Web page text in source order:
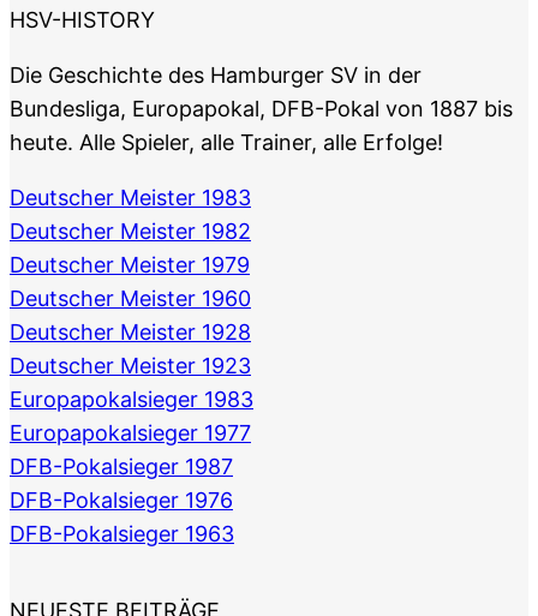
HSV-HISTORY
Die Geschichte des Hamburger SV in der
Bundesliga, Europapokal, DFB-Pokal von 1887 bis
heute. Alle Spieler, alle Trainer, alle Erfolge!
Deutscher Meister 1983
Deutscher Meister 1982
Deutscher Meister 1979
Deutscher Meister 1960
Deutscher Meister 1928
Deutscher Meister 1923
Europapokalsieger 1983
Europapokalsieger 1977
DFB-Pokalsieger 1987
DFB-Pokalsieger 1976
DFB-Pokalsieger 1963
NEUESTE BEITRÄGE